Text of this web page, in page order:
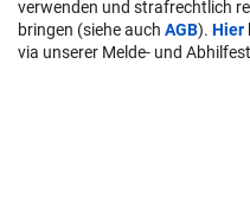
verwenden und strafrechtlich
bringen (siehe auch AGB). Hier
via unserer Melde- und